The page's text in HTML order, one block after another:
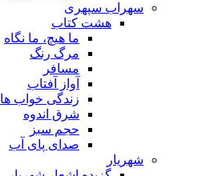
سهراب سپهری
هشت کتاب
ما هیچ، ما نگاه
مرگ رنگ
مسافر
آواز آفتاب
زندگی خواب ها
شرق اندوه
حجم سبز
صدای پای آب
شهریار